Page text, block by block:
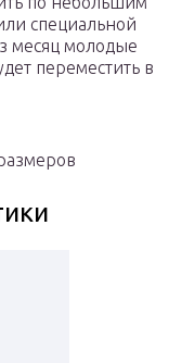
специальной
месяц молодые
переместить в